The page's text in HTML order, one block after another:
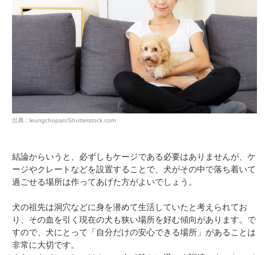
出典 : leungchopan/Shutterstock.com
結論からいうと、必ずしもケージである必要はありませんが、ケ
ージやクレートなどを設置することで、犬がその中で落ち着いて
過ごせる場所は作ってあげた方がよいでしょう。
犬の祖先は洞穴などに身を潜めて生活していたと考えられてお
り、その血を引く現在の犬も狭い場所を好む傾向があります。で
すので、犬にとって「自分だけの安心できる場所」があることは
非常に大切です。